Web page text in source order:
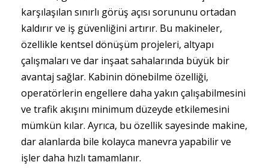
karşılaşılan sınırlı görüş açısı sorununu ortadan
kaldırır ve iş güvenliğini artırır. Bu makineler,
özellikle kentsel dönüşüm projeleri, altyapı
çalışmaları ve dar inşaat sahalarında büyük bir
avantaj sağlar. Kabinin dönebilme özelliği,
operatörlerin engellere daha yakın çalışabilmesini
ve trafik akışını minimum düzeyde etkilemesini
mümkün kılar. Ayrıca, bu özellik sayesinde makine,
dar alanlarda bile kolayca manevra yapabilir ve
işler daha hızlı tamamlanır.